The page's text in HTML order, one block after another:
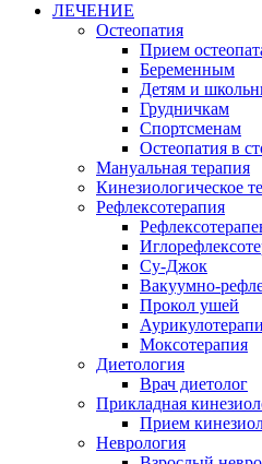
ЛЕЧЕНИЕ
Остеопатия
Прием
Беременным
Детям и
Грудничкам
Спортсменам
Остеопатия в
Мануальная терапия
Кинезиологическое
Рефлексотерапия
Су-Джок
Вакуумно-
Прокол ушей
Моксотерапия
Диетология
Врач диетолог
Прикладная
Прием
Неврология